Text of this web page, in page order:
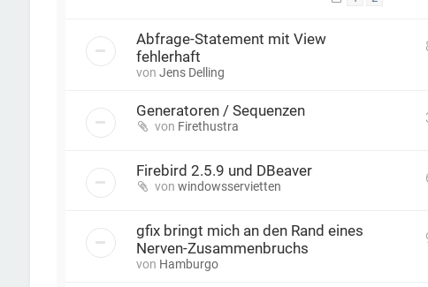
Abfrage-Statement mit View
fehlerhaft
von Jens Delling
Generatoren / Sequenzen
von Firethustra
Firebird 2.5.9 und DBeaver
von windowsservietten
gfix bringt mich an den Rand eines
Nerven-Zusammenbruchs
von Hamburgo